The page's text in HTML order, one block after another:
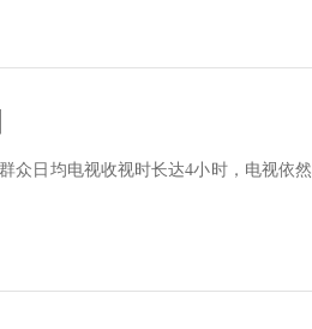
众日均电视收视时长达4小时，电视依然